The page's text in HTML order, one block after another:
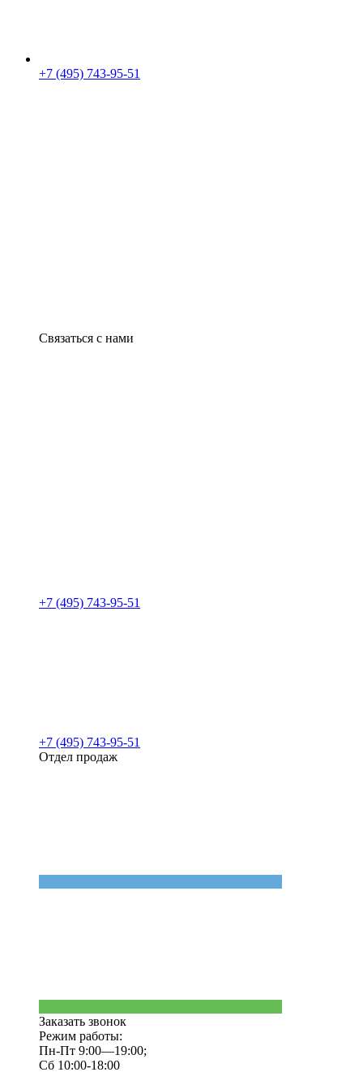
+7 (495) 743-95-51
Связаться с нами
+7 (495) 743-95-51
+7 (495) 743-95-51
Отдел продаж
Заказать звонок
Режим работы:
Пн-Пт 9:00—19:00;
Сб 10:00-18:00